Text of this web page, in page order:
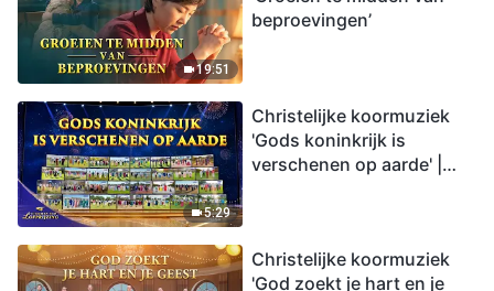
19:51
beproevingen’
5:29
Christelijke koormuziek
'Gods koninkrijk is
verschenen op aarde' |
Christelijke koormuziek
'God zoekt je hart en je